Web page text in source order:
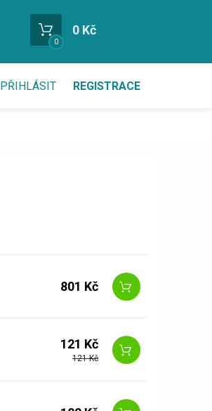
0
0 Kč
PŘIHLÁSIT REGISTRACE
801 Kč
121 Kč
121 Kč